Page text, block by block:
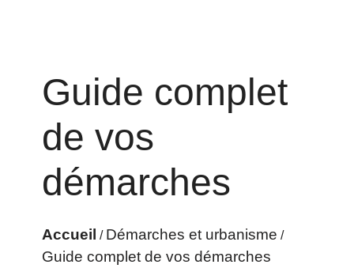
Guide complet
de vos
démarches
Accueil / Démarches et urbanisme /
Guide complet de vos démarches